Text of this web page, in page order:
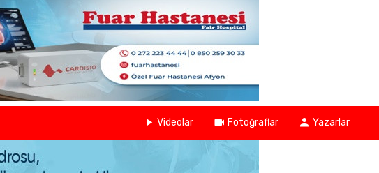
Videolar Fotoğraflar Yazarlar